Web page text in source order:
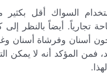
السواك أقل
تجارياً. أيضاً بالنظر
أسنان وفرشاة أسنان
فمن المؤكد أنه لا يمكن